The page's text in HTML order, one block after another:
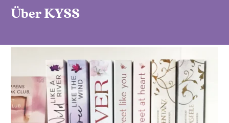
Über KYSS